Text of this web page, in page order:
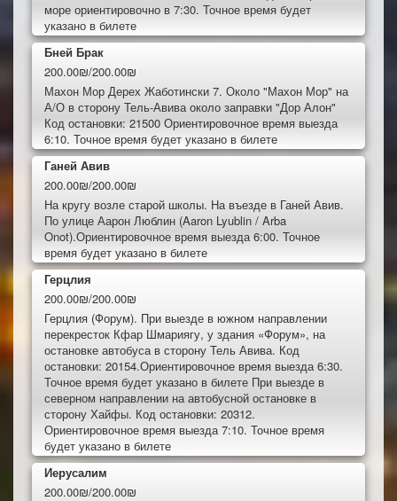
море ориентировочно в 7:30. Точное время будет
указано в билете
Бней Брак
200.00₪/200.00₪
Махон Мор Дерех Жаботински 7. Около "Махон Мор" на
А/О в сторону Тель-Авива около заправки "Дор Алон"
Код остановки: 21500 Ориентировочное время выезда
6:10. Точное время будет указано в билете
Ганей Авив
200.00₪/200.00₪
На кругу возле старой школы. На въезде в Ганей Авив.
По улице Аарон Люблин (Aaron Lyublin / Arba
Onot).Ориентировочное время выезда 6:00. Точное
время будет указано в билете
Герцлия
200.00₪/200.00₪
Герцлия (Форум). При выезде в южном направлении
перекресток Кфар Шмариягу, у здания «Форум», на
остановке автобуса в сторону Тель Авива. Код
остановки: 20154.Ориентировочное время выезда 6:30.
Точное время будет указано в билете При выезде в
северном направлении на автобусной остановке в
сторону Хайфы. Код остановки: 20312.
Ориентировочное время выезда 7:10. Точное время
будет указано в билете
Иерусалим
200.00₪/200.00₪